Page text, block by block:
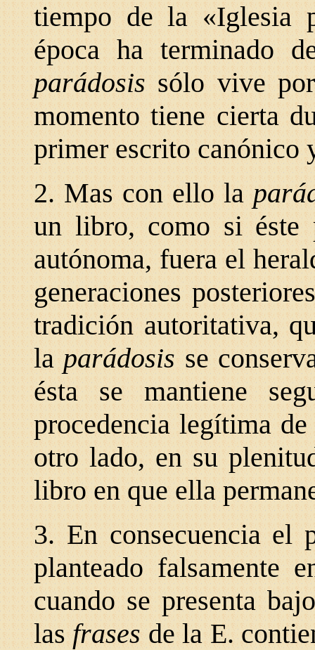
tiempo de la «Iglesia
época ha terminado
parádosissólo vive
momento tiene cierta
primer escrito canónico
2. Mas con ello la
un libro, como si éste
autónoma, fuera el
generaciones
tradición autoritativa,
laparádosisse
ésta se mantiene
procedencia legítima
otro lado, en su
libro en que ella
3. En consecuencia el
planteado falsamente
cuando se presenta
lasfrasesde la E.